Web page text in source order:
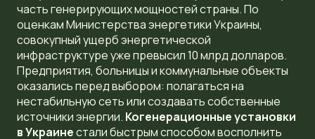
часть генерирующих мощностей страны. По
оценкам Министерства энергетики Украины,
совокупный ущерб энергетической
инфраструктуре уже превысил 10 млрд долларов.
Предприятия, больницы и коммунальные объекты
оказались перед выбором: полагаться на
нестабильную сеть или создавать собственные
источники энергии. Когенерационные установки
в Украинестали быстрым способом восполнить